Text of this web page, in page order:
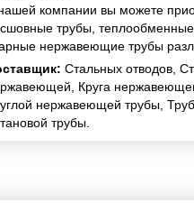
компании вы можете
трубы,
нержавеющие трубы
толщиной стенки,
Стальных отводов,
Круга
нержавеющей трубы,
трубы.